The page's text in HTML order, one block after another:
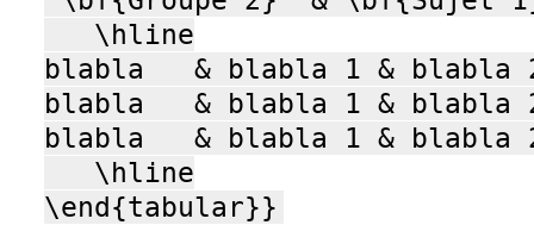
blabla   & blabla 1 & blabla
blabla   & blabla 1 & blabla
blabla   & blabla 1 & blabla
\end{tabular}}